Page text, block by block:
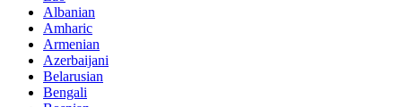
Albanian
Amharic
Armenian
Azerbaijani
Belarusian
Bengali